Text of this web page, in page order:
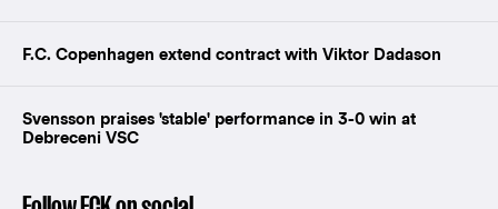
F.C. Copenhagen extend contract with Viktor Dadason
Svensson praises 'stable' performance in 3-0 win at
Debreceni VSC